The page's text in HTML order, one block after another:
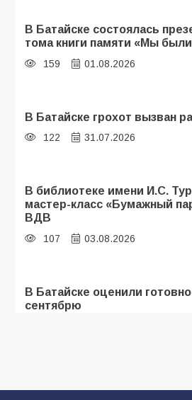
В Батайске состоялась
тома книги памяти «Мы
159 01.08.2026
В Батайске грохот вызван
122 31.07.2026
В библиотеке имени И.С.
мастер-класс «Бумажный
ВДВ
107 03.08.2026
В Батайске оценили
сентябрю
образовательного кластера